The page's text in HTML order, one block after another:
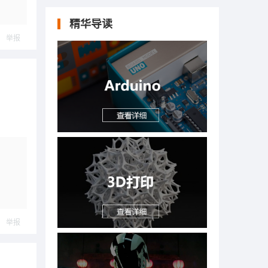
举报
举报
精华导读